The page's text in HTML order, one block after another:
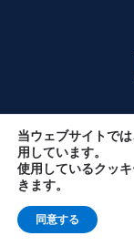
当ウェブサイトで
用しています。
使用しているクッ
きます。
同意する